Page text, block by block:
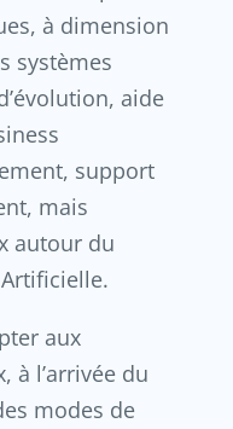
à dimension
systèmes
aide
support
mais
autour du
aux
à l’arrivée du
modes de